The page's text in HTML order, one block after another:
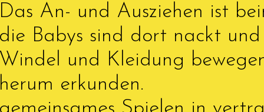
An- und Ausziehen ist
Babys sind dort nackt
und Kleidung
erkunden.